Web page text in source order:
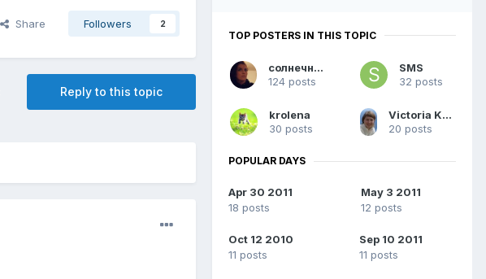
Share Followers 2
Reply to this topic
TOP POSTERS IN THIS TOPIC
солнечная
124 posts
SMS
32 posts
krolena
30 posts
Victoria Kuznetsova
20 posts
POPULAR DAYS
Apr 30 2011
18 posts
May 3 2011
12 posts
Oct 12 2010
11 posts
Sep 10 2011
11 posts